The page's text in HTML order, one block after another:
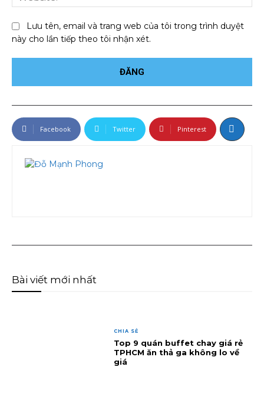
Lưu tên, email và trang web của tôi trong trình duyệt
này cho lần tiếp theo tôi nhận xét.
Facebook Twitter Pinterest
Bài viết mới nhất
CHIA SẺ
Top 9 quán buffet chay giá rẻ
TPHCM ăn thả ga không lo về
giá